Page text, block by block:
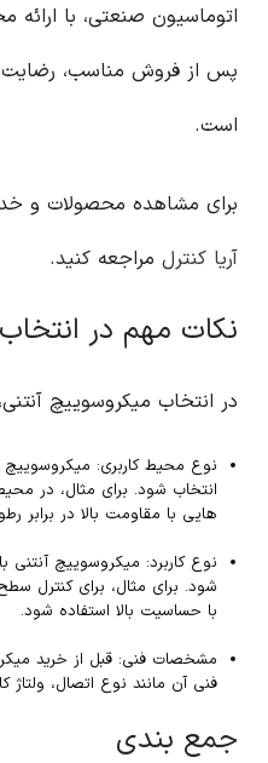
اتوماسیون صنعتی، با
پس از فروش مناسب، رضایت
است.
برای مشاهده محصولات و
آریا کنترل مراجعه کنید.
نکات مهم در
در انتخاب میکروسوییچ
نوع محیط کاربری: میکروسوییچ
انتخاب شود. برای مثال، در
هایی با مقاومت بالا در برابر
نوع کاربرد: میکروسوییچ آنتنی
شود. برای مثال، برای کنترل
با حساسیت بالا استفاده شود.
مشخصات فنی: قبل از خرید
فنی آن مانند نوع اتصال، ولتاژ
جمع بندی